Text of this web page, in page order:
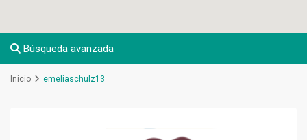
Búsqueda avanzada
Inicio emeliaschulz13